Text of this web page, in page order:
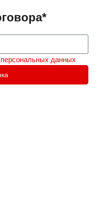
данных